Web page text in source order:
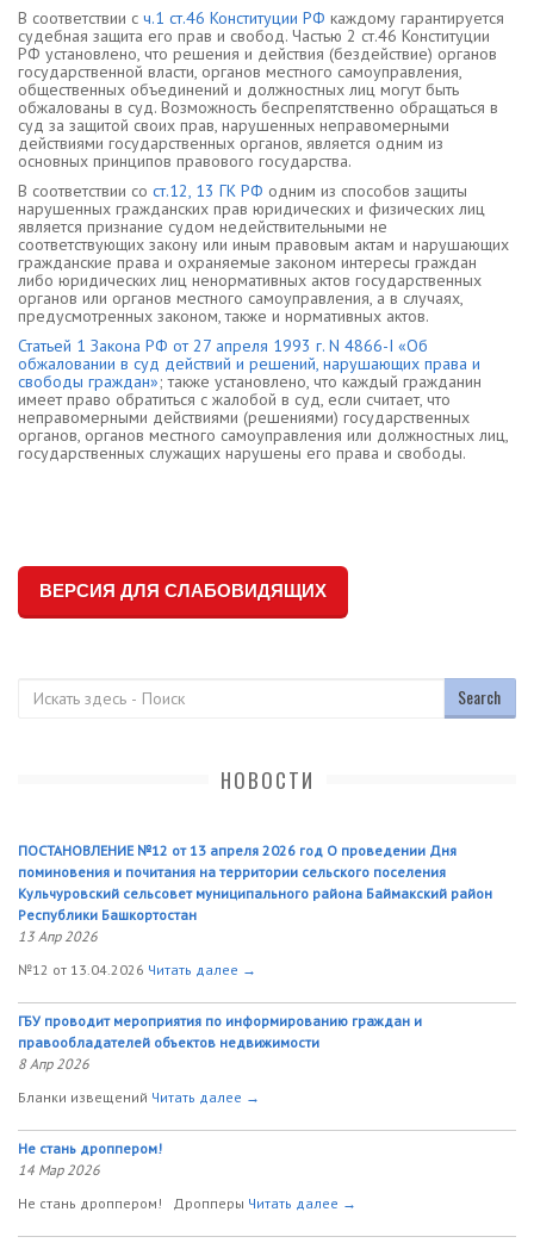
В соответствии с ч.1 ст.46 Конституции РФ каждому гарантируется
судебная защита его прав и свобод. Частью 2 ст.46 Конституции
РФ установлено, что решения и действия (бездействие) органов
государственной власти, органов местного самоуправления,
общественных объединений и должностных лиц могут быть
обжалованы в суд. Возможность беспрепятственно обращаться в
суд за защитой своих прав, нарушенных неправомерными
действиями государственных органов, является одним из
основных принципов правового государства.
В соответствии со ст.12, 13 ГК РФ одним из способов защиты
нарушенных гражданских прав юридических и физических лиц
является признание судом недействительными не
соответствующих закону или иным правовым актам и нарушающих
гражданские права и охраняемые законом интересы граждан
либо юридических лиц ненормативных актов государственных
органов или органов местного самоуправления, а в случаях,
предусмотренных законом, также и нормативных актов.
Статьей 1 Закона РФ от 27 апреля 1993 г. N 4866-I «Об
обжаловании в суд действий и решений, нарушающих права и
свободы граждан»; также установлено, что каждый гражданин
имеет право обратиться с жалобой в суд, если считает, что
неправомерными действиями (решениями) государственных
органов, органов местного самоуправления или должностных лиц,
государственных служащих нарушены его права и свободы.
ВЕРСИЯ ДЛЯ СЛАБОВИДЯЩИХ
НОВОСТИ
ПОСТАНОВЛЕНИЕ №12 от 13 апреля 2026 год О проведении Дня
поминовения и почитания на территории сельского поселения
Кульчуровский сельсовет муниципального района Баймакский район
Республики Башкортостан
13 Апр 2026
№12 от 13.04.2026 Читать далее →
ГБУ проводит мероприятия по информированию граждан и
правообладателей объектов недвижимости
8 Апр 2026
Бланки извещений Читать далее →
Не стань дроппером!
14 Мар 2026
Не стань дроппером! Дропперы Читать далее →